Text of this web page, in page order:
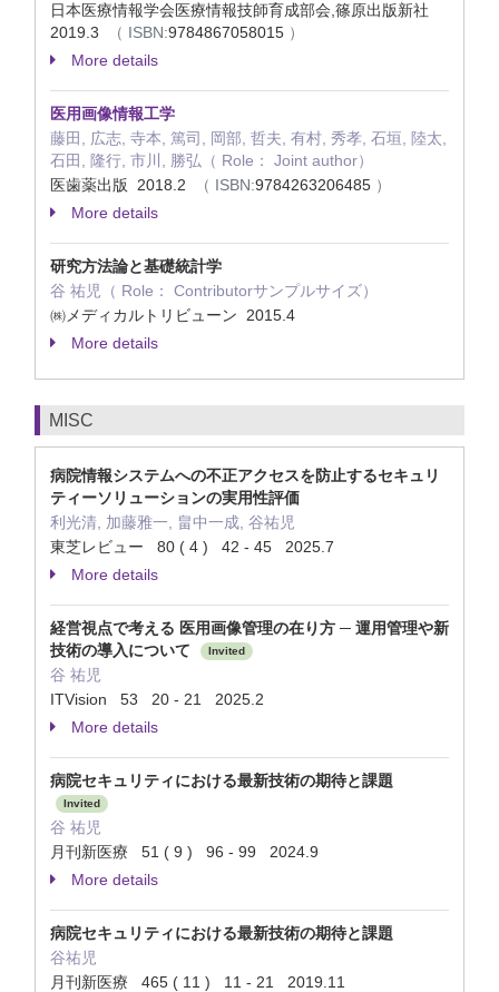
日本医療情報学会医療情報技師育成部会,篠原出版新社
2019.3
（ ISBN:9784867058015 ）
More details
医用画像情報工学
藤田, 広志, 寺本, 篤司, 岡部, 哲夫, 有村, 秀孝, 石垣, 陸太,
石田, 隆行, 市川, 勝弘（ Role： Joint author）
医歯薬出版 2018.2
（ ISBN:9784263206485 ）
More details
研究方法論と基礎統計学
谷 祐児（ Role： Contributorサンプルサイズ）
㈱メディカルトリビューン 2015.4
More details
MISC
病院情報システムへの不正アクセスを防止するセキュリ
ティーソリューションの実用性評価
利光清, 加藤雅一, 畠中一成, 谷祐児
東芝レビュー 80 ( 4 ) 42 - 45 2025.7
More details
経営視点で考える 医用画像管理の在り方 ─ 運用管理や新
技術の導入について
Invited
谷 祐児
ITVision 53 20 - 21 2025.2
More details
病院セキュリティにおける最新技術の期待と課題
Invited
谷 祐児
月刊新医療 51 ( 9 ) 96 - 99 2024.9
More details
病院セキュリティにおける最新技術の期待と課題
谷祐児
月刊新医療 465 ( 11 ) 11 - 21 2019.11